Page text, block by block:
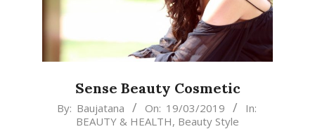
Sense Beauty Cosmetic
2019-
By: Baujatana On: 19/03/2019
In:
BEAUTY & HEALTH, Beauty Style